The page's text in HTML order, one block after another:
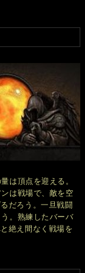
は頂点を迎える。
は戦場で、敵を空
だろう。一旦戦闘
。熟練したバーバ
絶え間なく戦場を